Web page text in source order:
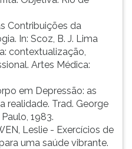
Contribuições da
In: Scoz, B. J. Lima
contextualização,
Artes Médica:
em Depressão: as
realidade. Trad. George
1983.
Leslie - Exercícios de
uma saúde vibrante.